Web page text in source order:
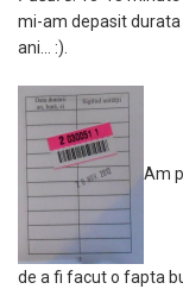
mi-am depasit
ani… :).
Am
de a fi facut o fapta